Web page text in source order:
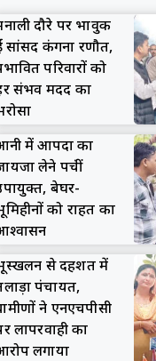
दौरे पर भावुक
सांसद कंगना रणौत,
परिवारों को
संभव मदद का
में आपदा का
लेने पहुंचीं
बेघर-
को राहत का
से दहशत में
पंचायत,
ने एनएचपीसी
लापरवाही का
लगाया